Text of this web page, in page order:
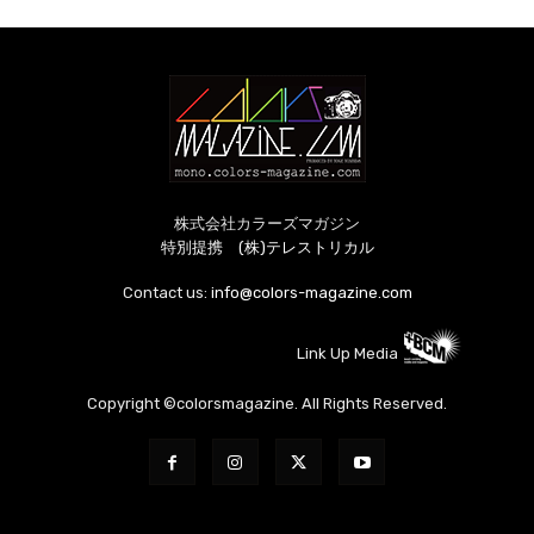
株式会社カラーズマガジン
特別提携 (株)テレストリカル
Contact us: info@colors-magazine.com
Link Up Media
Copyright ©colorsmagazine. All Rights Reserved.